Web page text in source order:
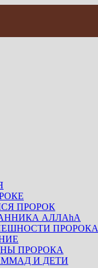
ПРОРОК
АЛЛАhА
ПРОРОКА
ПРОРОКА
И ДЕТИ